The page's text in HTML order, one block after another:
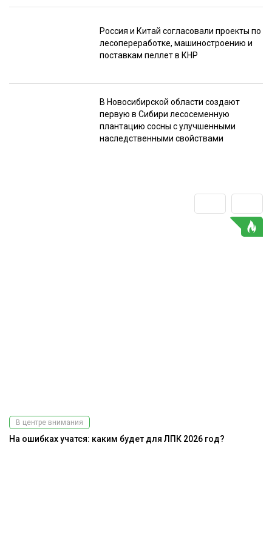
Россия и Китай согласовали проекты по
лесопереработке, машиностроению и
поставкам пеллет в КНР
В Новосибирской области создают
первую в Сибири лесосеменную
плантацию сосны с улучшенными
наследственными свойствами
В центре внимания
На ошибках учатся: каким будет для ЛПК 2026 год?